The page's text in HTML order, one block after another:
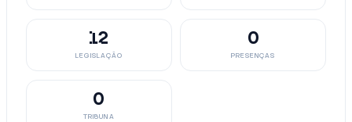
12
LEGISLAÇÃO
0
PRESENÇAS
0
TRIBUNA